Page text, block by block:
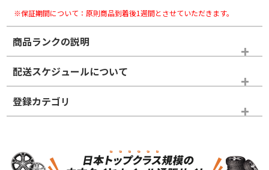
※保証期間について：原則商品到着後1週間とさせていただきます。
商品ランクの説明
※商品ランクは出品者の主観により判断しておりますので、あら
かじめご了承ください。
ホイールランク
配送スケジュールについて
登録カテゴリ
ホイールのみ